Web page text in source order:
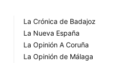
La Crónica de Badajoz
La Nueva España
La Opinión A Coruña
La Opinión de Málaga